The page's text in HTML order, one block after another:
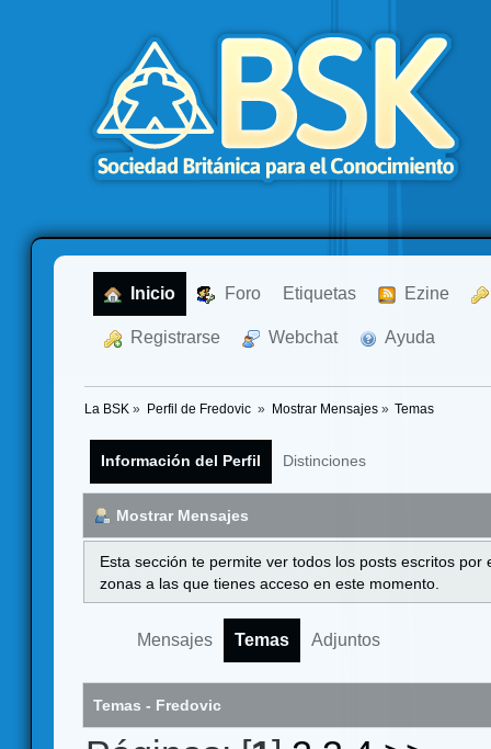
Inicio Foro Etiquetas Ezine
Registrarse Webchat Ayuda
La BSK » Perfil de Fredovic » Mostrar Mensajes» Temas
Información del Perfil Distinciones
Mostrar Mensajes
Esta sección te permite ver todos los posts escritos
zonas a las que tienes acceso en este momento.
Mensajes Temas Adjuntos
Temas - Fredovic